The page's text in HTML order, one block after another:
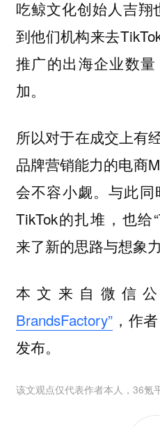
吃鲸文化创始人吉翔
到他们机构来去
推广的出海企业数
加。
所以对于在成交上有
品牌营销能力的电商
会不容小觑。与此
TikTok的扎堆，也给
来了新的思路与想象力
本文来自微信
BrandsFactory”，作
发布。
该文观点仅代表作者本人，36氪